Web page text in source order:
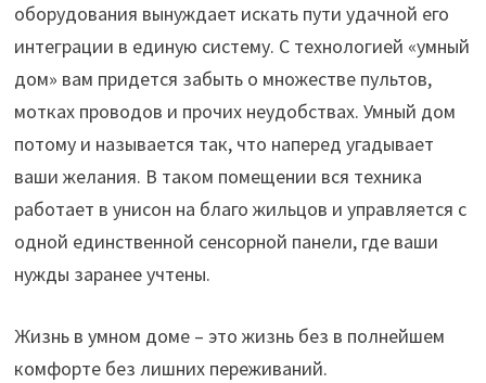
оборудования вынуждает искать пути удачной его
интеграции в единую систему. С технологией «умный
дом» вам придется забыть о множестве пультов,
мотках проводов и прочих неудобствах. Умный дом
потому и называется так, что наперед угадывает
ваши желания. В таком помещении вся техника
работает в унисон на благо жильцов и управляется с
одной единственной сенсорной панели, где ваши
нужды заранее учтены.
Жизнь в умном доме – это жизнь без в полнейшем
комфорте без лишних переживаний.